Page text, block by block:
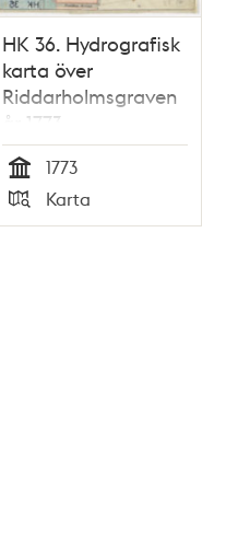
HK 36. Hydrografisk
karta över
Riddarholmsgraven
år 1773
Tid
1773
Typ
Karta